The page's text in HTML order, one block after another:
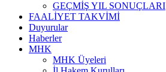
GEÇMİŞ YIL SONUÇLARI
FAALİYET TAKVİMİ
Duyurular
Haberler
MHK
MHK Üyeleri